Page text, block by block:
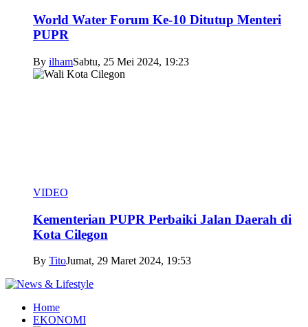
World Water Forum Ke-10 Ditutup Menteri
PUPR
By ilhamSabtu, 25 Mei 2024, 19:23
VIDEO
Kementerian PUPR Perbaiki Jalan Daerah di
Kota Cilegon
By TitoJumat, 29 Maret 2024, 19:53
Home
EKONOMI